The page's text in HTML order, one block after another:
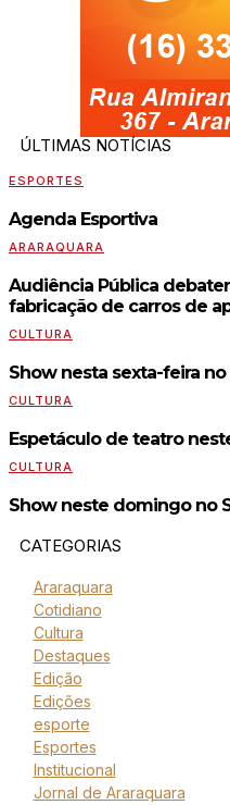
ÚLTIMAS NOTÍCIAS
ESPORTES
Agenda Esportiva
ARARAQUARA
Audiência Pública
fabricação de carros de
CULTURA
Show nesta sexta-feira no
CULTURA
Espetáculo de teatro
CULTURA
Show neste domingo no
CATEGORIAS
Araraquara
Cotidiano
Cultura
Destaques
Edição
Edições
esporte
Esportes
Institucional
Jornal de Araraquara